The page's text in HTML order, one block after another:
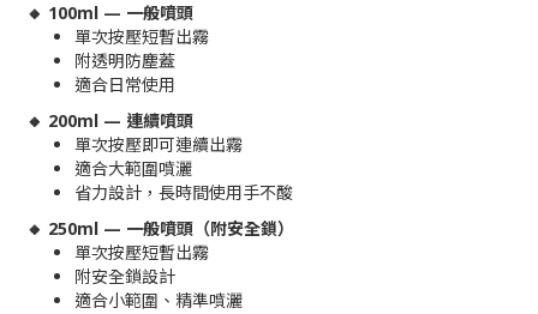
🔸 100ml — 一般噴頭
單次按壓短暫出霧
附透明防塵蓋
適合日常使用
🔸 200ml — 連續噴頭
單次按壓即可連續出霧
適合大範圍噴灑
省力設計，長時間使用手不酸
🔸 250ml — 一般噴頭（附安全鎖）
單次按壓短暫出霧
附安全鎖設計
適合小範圍、精準噴灑